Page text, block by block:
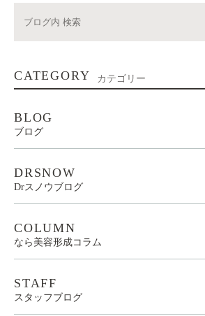
CATEGORY カテゴリー
BLOG
ブログ
DRSNOW
Drスノウブログ
COLUMN
なら美容形成コラム
STAFF
スタッフブログ